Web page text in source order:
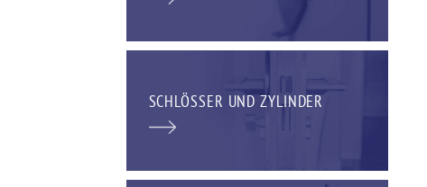
SCHLÖSSER UND ZYLINDER